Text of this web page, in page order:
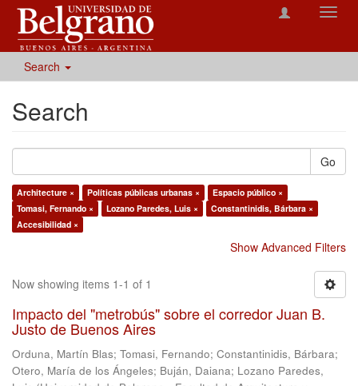
Search
Search
Go
Architecture × Políticas públicas urbanas ×
Espacio público ×
Tomasi, Fernando ×
Lozano Paredes, Luis ×
Constantinidis, Bárbara ×
Accesibilidad ×
Show Advanced Filters
Now showing items 1-1 of 1
Impacto del "metrobús" sobre el corredor Juan B.
Justo de Buenos Aires
Orduna, Martín Blas; Tomasi, Fernando; Constantinidis, Bárbara;
Otero, María de los Ángeles; Buján, Daiana; Lozano Paredes,